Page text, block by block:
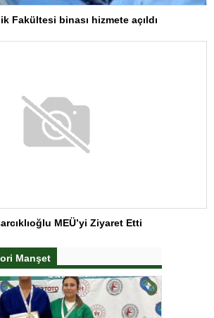
Fakültesi binası hizmete açıldı
MEÜ’yi Ziyaret Etti
Manşet